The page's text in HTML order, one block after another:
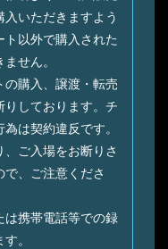
いただきますよう
以外で購⼊された
せん。
の購⼊、譲渡・転売
りしております。チ
は契約違反です。
ご⼊場をお断りさ
、ご注意くださ
携帯電話等での録
。